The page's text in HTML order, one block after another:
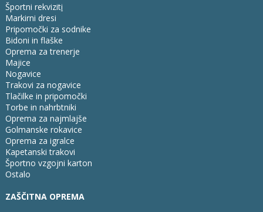
Športni rekviziti
Markirni dresi
Pripomočki za sodnike
Bidoni in flaške
Oprema za trenerje
Majice
Nogavice
Trakovi za nogavice
Tlačilke in pripomočki
Torbe in nahrbtniki
Oprema za najmlajše
Golmanske rokavice
Oprema za igralce
Kapetanski trakovi
Športno vzgojni karton
Ostalo
ZAŠČITNA OPREMA